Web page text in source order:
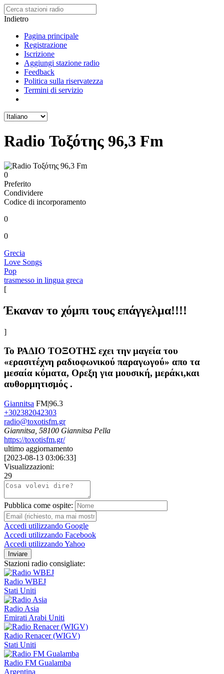
Indietro
Pagina principale
Registrazione
Iscrizione
Aggiungi stazione radio
Feedback
Politica sulla riservatezza
Termini di servizio
Radio Τοξότης 96,3 Fm
0
Preferito
Condividere
Codice di incorporamento
0
0
Grecia
Love Songs
Pop
trasmesso in lingua greca
[
Έκαναν το χόμπι τους επάγγελμα!!!!
]
Το ΡΑΔΙΟ ΤΟΞΟΤΗΣ εχει την μαγεία του
«ερασιτέχνη ραδιοφωνικού παραγωγού» απο τα
μεσαία κύματα, Ορεξη για μουσική, μεράκι,και
αυθορμητισμός .
Giannitsa FM|96.3
+302382042303
radio@toxotisfm.gr
Giannitsa, 58100 Giannitsa Pella
https://toxotisfm.gr/
ultimo aggiornamento
[2023-08-13 03:06:33]
Visualizzazioni:
29
Pubblica come ospite:
Accedi utilizzando Google
Accedi utilizzando Facebook
Accedi utilizzando Yahoo
Inviare
Stazioni radio consigliate:
Radio WBEJ
Stati Uniti
Radio Asia
Emirati Arabi Uniti
Radio Renacer (WIGV)
Stati Uniti
Radio FM Gualamba
Argentina